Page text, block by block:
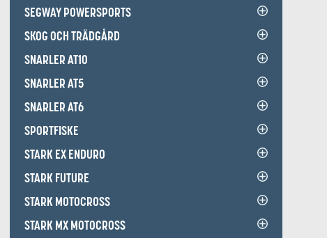
SEGWAY POWERSPORTS
SKOG OCH TRÄDGÅRD
SNARLER AT10
SNARLER AT5
SNARLER AT6
SPORTFISKE
STARK EX ENDURO
STARK FUTURE
STARK MOTOCROSS
STARK MX MOTOCROSS